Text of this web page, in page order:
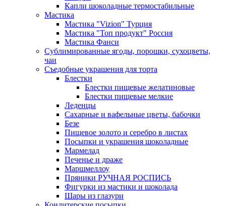
Капли шоколадные термостабильные
Мастика
Мастика "Vizion" Турция
Мастика "Топ продукт" Россия
Мастика Фанси
Сублимированные ягоды, порошки, сухоцветы,
чаи
Съедобные украшения для торта
Блестки
Блестки пищевые желатиновые
Блестки пищевые мелкие
Леденцы
Сахарные и вафельные цветы, бабочки
Безе
Пищевое золото и серебро в листах
Посыпки и украшения шоколадные
Мармелад
Печенье и драже
Маршмеллоу
Пряники РУЧНАЯ РОСПИСЬ
Фигурки из мастики и шоколада
Шары из глазури